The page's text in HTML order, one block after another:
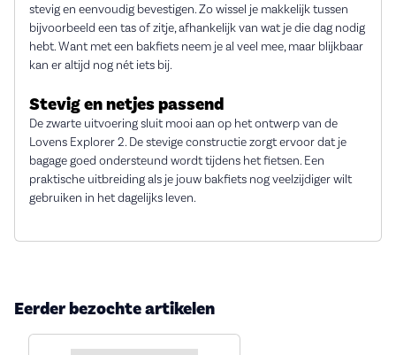
stevig en eenvoudig bevestigen. Zo wissel je makkelijk tussen
bijvoorbeeld een tas of zitje, afhankelijk van wat je die dag nodig
hebt. Want met een bakfiets neem je al veel mee, maar blijkbaar
kan er altijd nog nét iets bij.
Stevig en netjes passend
De zwarte uitvoering sluit mooi aan op het ontwerp van de
Lovens Explorer 2. De stevige constructie zorgt ervoor dat je
bagage goed ondersteund wordt tijdens het fietsen. Een
praktische uitbreiding als je jouw bakfiets nog veelzijdiger wilt
gebruiken in het dagelijks leven.
Eerder bezochte artikelen